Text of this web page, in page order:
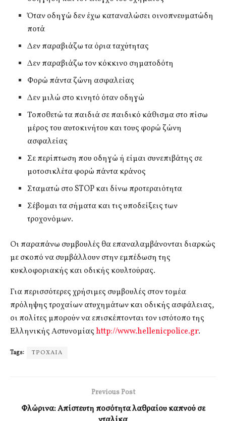
Όταν οδηγώ δεν έχω καταναλώσει οινοπνευματώδη
ποτά
Δεν παραβιάζω τα όρια ταχύτητας
Δεν παραβιάζω τον κόκκινο σηματοδότη
Φορώ πάντα ζώνη ασφαλείας
Δεν μιλώ στο κινητό όταν οδηγώ
Τοποθετώ τα παιδιά σε παιδικό κάθισμα στο πίσω
μέρος του αυτοκινήτου και τους φορώ ζώνη
ασφαλείας
Σε περίπτωση που οδηγώ ή είμαι συνεπιβάτης σε
μοτοσικλέτα φορώ πάντα κράνος
Σταματώ στο STOP και δίνω προτεραιότητα
Σέβομαι τα σήματα και τις υποδείξεις των
τροχονόμων.
Οι παραπάνω συμβουλές θα επαναλαμβάνονται διαρκώς
με σκοπό να συμβάλλουν στην εμπέδωση της
κυκλοφοριακής και οδικής κουλτούρας.
Για περισσότερες χρήσιμες συμβουλές στον τομέα
πρόληψης τροχαίων ατυχημάτων και οδικής ασφάλειας,
οι πολίτες μπορούν να επισκέπτονται τον ιστότοπο της
Ελληνικής Αστυνομίαςhttp://www.hellenicpolice.gr.
Tags: ΤΡΟΧΑΙΑ
Previous Post
Φλώρινα: Απίστευτη ποσότητα λαθραίου καπνού σε